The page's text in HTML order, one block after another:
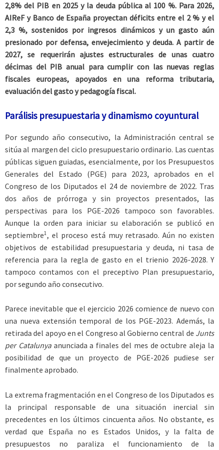
2,8% del PIB en 2025 y la deuda pública al 100 %. Para 2026,
AIReF y Banco de España proyectan déficits entre el 2 % y el
2,3 %, sostenidos por ingresos dinámicos y un gasto aún
presionado por defensa, envejecimiento y deuda. A partir de
2027, se requerirán ajustes estructurales de unas cuatro
décimas del PIB anual para cumplir con las nuevas reglas
fiscales europeas, apoyados en una reforma tributaria,
evaluación del gasto y pedagogía fiscal.
Parálisis presupuestaria y dinamismo coyuntural
Por segundo año consecutivo, la Administración central se
sitúa al margen del ciclo presupuestario ordinario. Las cuentas
públicas siguen guiadas, esencialmente, por los Presupuestos
Generales del Estado (PGE) para 2023, aprobados en el
Congreso de los Diputados el 24 de noviembre de 2022. Tras
dos años de prórroga y sin proyectos presentados, las
perspectivas para los PGE-2026 tampoco son favorables.
Aunque la orden para iniciar su elaboración se publicó en
septiembre1, el proceso está muy retrasado. Aún no existen
objetivos de estabilidad presupuestaria y deuda, ni tasa de
referencia para la regla de gasto en el trienio 2026-2028. Y
tampoco contamos con el preceptivo Plan presupuestario,
por segundo año consecutivo.
Parece inevitable que el ejercicio 2026 comience de nuevo con
una nueva extensión temporal de los PGE-2023. Además, la
retirada del apoyo en el Congreso al Gobierno central de Junts
per Catalunya anunciada a finales del mes de octubre aleja la
posibilidad de que un proyecto de PGE-2026 pudiese ser
finalmente aprobado.
La extrema fragmentación en el Congreso de los Diputados es
la principal responsable de una situación inercial sin
precedentes en los últimos cincuenta años. No obstante, es
verdad que España no es Estados Unidos, y la falta de
presupuestos no paraliza el funcionamiento de la